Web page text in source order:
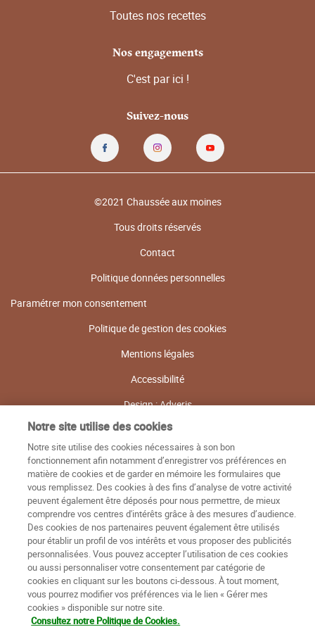
Toutes nos recettes
Nos engagements
C'est par ici !
Suivez-nous
©2021 Chaussée aux moines
Tous droits réservés
Contact
Politique données personnelles
Paramétrer mon consentement
Politique de gestion des cookies
Mentions légales
Accessibilité
Design : Adveris
Notre site utilise des cookies
Notre site utilise des cookies nécessaires à son bon
fonctionnement afin notamment d’enregistrer vos préférences en
matière de cookies et de garder en mémoire les formulaires que
vous remplissez. Des cookies à des fins d’analyse de votre activité
peuvent également être déposés pour nous permettre, de mieux
comprendre vos centres d'intérêts grâce à des mesures d’audience.
Des cookies de nos partenaires peuvent également être utilisés
pour établir un profil de vos intérêts et vous proposer des publicités
personnalisées. Vous pouvez accepter l’utilisation de ces cookies
ou aussi personnaliser votre consentement par catégorie de
cookies en cliquant sur les boutons ci-dessous. À tout moment,
vous pourrez modifier vos préférences via le lien « Gérer mes
cookies » disponible sur notre site.
Consultez notre Politique de Cookies.